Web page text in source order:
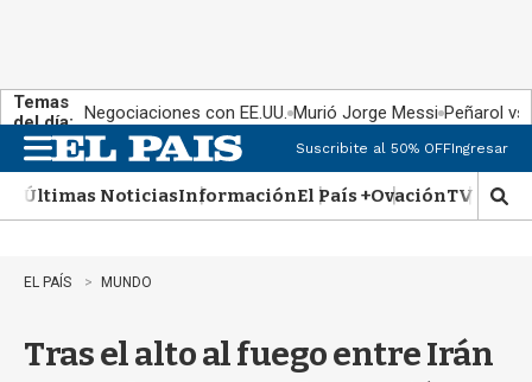
Temas
del día: Negociaciones con EE.UU. Murió Jorge Messi Peñarol
n
u
Suscribite al 50% OFFIngresar
Últimas NoticiasInformaciónEl País +OvaciónTV Show
M
o
EL PAÍS MUNDO
Tras el alto al fuego entre Irán